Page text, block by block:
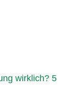
wirklich? 5